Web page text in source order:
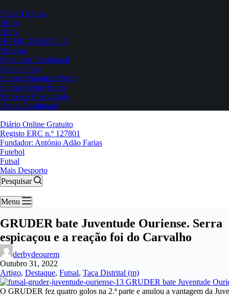
Ficha Técnica
Home
Home
HOME DERBY 2.0
Notícias
Organizer Dashboard
Sample Page
Submit Organizer Form
Submit Venue Form
Termos e Privacidade
Venue Dashboard
Diário Online Gratuito
Registo ERC n.º 127801
Fundador: António Adão Farias
Futebol
Futsal
Mais Desporto
Pesquisar
Menu
GRUDER bate Juventude Ouriense. Serra
espicaçou e a reação foi do Carvalho
derbydeourem
Outubro 31, 2022
Artigo, Destaque, Futsal, Taça Distrital (m)
O GRUDER fez quatro golos na 2.ª parte e anulou a vantagem da